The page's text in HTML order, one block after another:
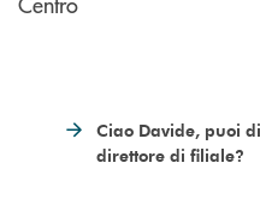
Ciao Davide, puoi
direttore di filiale?